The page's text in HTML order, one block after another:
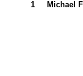
1 Michael